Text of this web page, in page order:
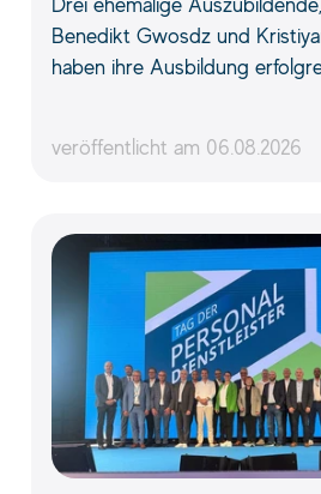
Benedikt Gwosdz und
haben ihre Ausbildung
veröffentlicht am 06.08.2026